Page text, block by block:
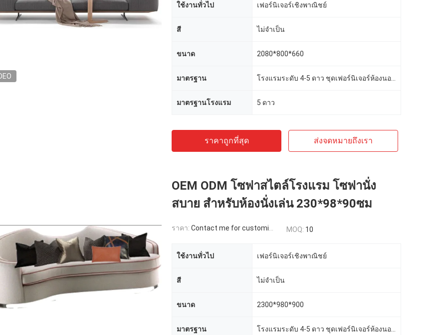
ใช้งานทั่วไป เฟอร์นิเจอร์เชิงพาณิชย์
สี ไม่จำเป็น
ขนาด 2080*800*660
มาตรฐาน
มาตรฐานโรงแรม 5 ดาว
ราคาถูกที่สุด ส่งจดหมายถึงเรา
OEM ODM โซฟาสไตล์โรงแรม โซฟานั่ง
สบาย สำหรับห้องนั่งเล่น 230*98*90ซม
ราคา: Contact me for customized MOQ: 10
ใช้งานทั่วไป เฟอร์นิเจอร์เชิงพาณิชย์
สี ไม่จำเป็น
ขนาด 2300*980*900
มาตรฐาน